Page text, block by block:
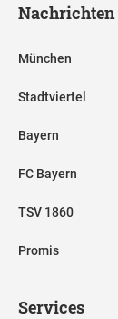
Nachrichten
München
Stadtviertel
Bayern
FC Bayern
TSV 1860
Promis
Services